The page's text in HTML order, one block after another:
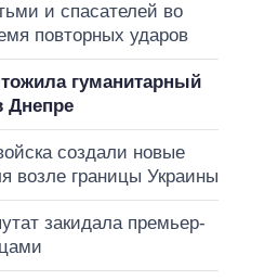
и спасателей во
повторных ударов
гуманитарный
Днепре
создали новые
возле границы Украины
закидала премьер-